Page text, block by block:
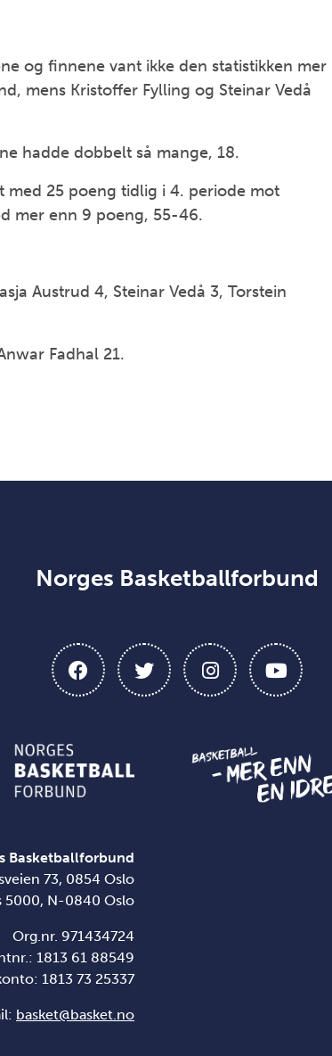
og finnene vant ikke den statistikken mer
mens Kristoffer Fylling og Steinar Vedå
hadde dobbelt så mange, 18.
med 25 poeng tidlig i 4. periode mot
mer enn 9 poeng, 55-46.
Austrud 4, Steinar Vedå 3, Torstein
Fadhal 21.
Norges Basketballforbund
Basketballforbund
73, 0854 Oslo
5000, N-0840 Oslo
Org.nr. 971434724
1813 61 88549
1813 73 25337
basket@basket.no